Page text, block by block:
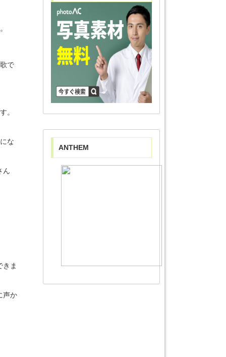
で
。
な
ん
きま
声か
ANTHEM